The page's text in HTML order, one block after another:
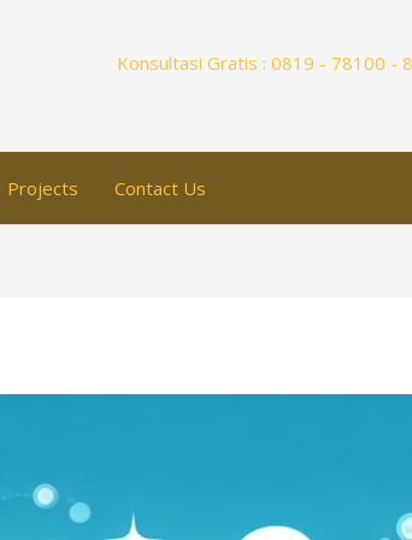
Konsultasi Gratis : 0819 - 78100 -
Projects Contact Us